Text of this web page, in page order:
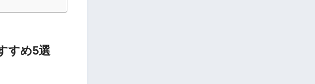
すめ5選